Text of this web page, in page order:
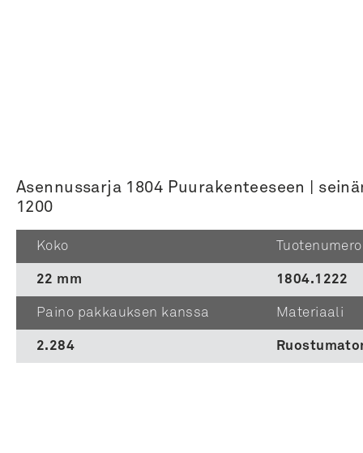
Asennussarja 1804 Puurakenteeseen |
1200
Koko
22 mm
Tuotenumero
1804.1222
Paino pakkauksen kanssa
2.284
Materiaali